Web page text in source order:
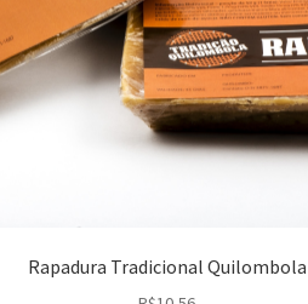
Rapadura Tradicional Quilombola